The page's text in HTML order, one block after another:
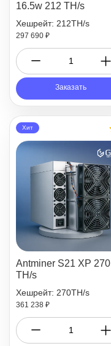
16.5w 212 TH/s
Хешрейт: 212TH/s
297 690 ₽
Заказать
Хит
Antminer S21 XP 270
TH/s
Хешрейт: 270TH/s
361 238 ₽